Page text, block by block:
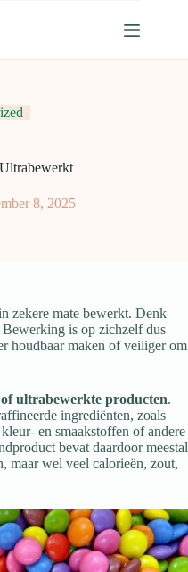
8, 2025
zekere mate bewerkt. Denk
is op zichzelf dus
houdbaar maken of veiliger om
ultrabewerkte producten.
ingrediënten, zoals
en smaakstoffen of andere
bevat daardoor meestal
maar wel veel calorieën, zout,